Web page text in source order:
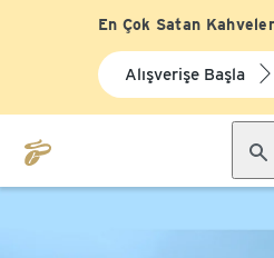
En Çok Satan
Alışverişe Başla